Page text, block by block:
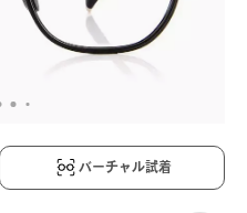
バーチャル試着